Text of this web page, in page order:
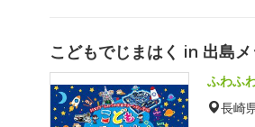
こどもでじまはく in 出島
ふわふ
長崎